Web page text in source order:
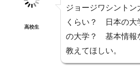
高校生
ジョージワシント
くらい？ 日本の大
の大学？ 基本情報
教えてほしい。